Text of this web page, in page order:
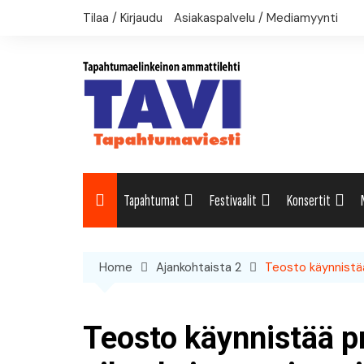
Tilaa / Kirjaudu Asiakaspalvelu / Mediamyynti
Tapahtumat
Uutiset: Matkailu
Festivaalit Konsertit
Home Ajankohtaista 2 Teosto
Teosto käynnistää